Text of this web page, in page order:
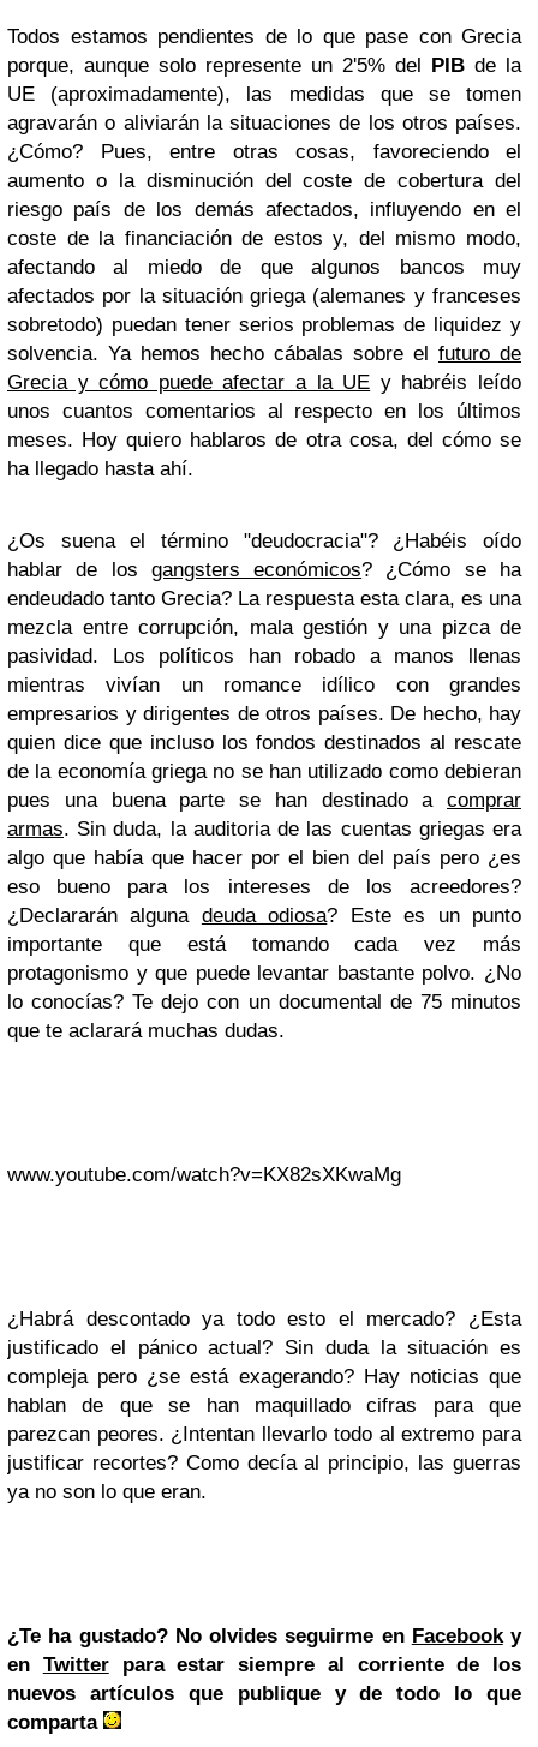
Todos estamos pendientes de lo que pase con Grecia
porque, aunque solo represente un 2'5% del PIB de la
UE (aproximadamente), las medidas que se tomen
agravarán o aliviarán la situaciones de los otros países.
¿Cómo? Pues, entre otras cosas, favoreciendo el
aumento o la disminución del coste de cobertura del
riesgo país de los demás afectados, influyendo en el
coste de la financiación de estos y, del mismo modo,
afectando al miedo de que algunos bancos muy
afectados por la situación griega (alemanes y franceses
sobretodo) puedan tener serios problemas de liquidez y
solvencia. Ya hemos hecho cábalas sobre el futuro de
Grecia y cómo puede afectar a la UE y habréis leído
unos cuantos comentarios al respecto en los últimos
meses. Hoy quiero hablaros de otra cosa, del cómo se
ha llegado hasta ahí.
¿Os suena el término "deudocracia"? ¿Habéis oído
hablar de los gangsters económicos? ¿Cómo se ha
endeudado tanto Grecia? La respuesta esta clara, es una
mezcla entre corrupción, mala gestión y una pizca de
pasividad. Los políticos han robado a manos llenas
mientras vivían un romance idílico con grandes
empresarios y dirigentes de otros países. De hecho, hay
quien dice que incluso los fondos destinados al rescate
de la economía griega no se han utilizado como debieran
pues una buena parte se han destinado a comprar
armas. Sin duda, la auditoria de las cuentas griegas era
algo que había que hacer por el bien del país pero ¿es
eso bueno para los intereses de los acreedores?
¿Declararán alguna deuda odiosa? Este es un punto
importante que está tomando cada vez más
protagonismo y que puede levantar bastante polvo. ¿No
lo conocías? Te dejo con un documental de 75 minutos
que te aclarará muchas dudas.
www.youtube.com/watch?v=KX82sXKwaMg
¿Habrá descontado ya todo esto el mercado? ¿Esta
justificado el pánico actual? Sin duda la situación es
compleja pero ¿se está exagerando? Hay noticias que
hablan de que se han maquillado cifras para que
parezcan peores. ¿Intentan llevarlo todo al extremo para
justificar recortes? Como decía al principio, las guerras
ya no son lo que eran.
¿Te ha gustado? No olvides seguirme en Facebooky
en Twitterpara estar siempre al corriente de los
nuevos artículos que publique y de todo lo que
comparta